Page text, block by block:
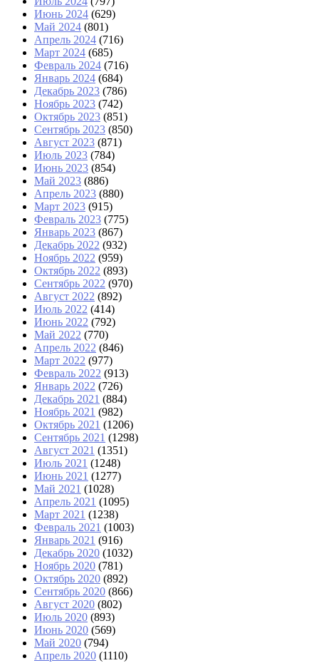
Июнь 2024 (629)
Май 2024 (801)
Апрель 2024 (716)
Март 2024 (685)
Февраль 2024 (716)
Январь 2024 (684)
Декабрь 2023 (786)
Ноябрь 2023 (742)
Октябрь 2023 (851)
Сентябрь 2023 (850)
Август 2023 (871)
Июль 2023 (784)
Июнь 2023 (854)
Май 2023 (886)
Апрель 2023 (880)
Март 2023 (915)
Февраль 2023 (775)
Январь 2023 (867)
Декабрь 2022 (932)
Ноябрь 2022 (959)
Октябрь 2022 (893)
Сентябрь 2022 (970)
Август 2022 (892)
Июль 2022 (414)
Июнь 2022 (792)
Май 2022 (770)
Апрель 2022 (846)
Март 2022 (977)
Февраль 2022 (913)
Январь 2022 (726)
Декабрь 2021 (884)
Ноябрь 2021 (982)
Октябрь 2021 (1206)
Сентябрь 2021 (1298)
Август 2021 (1351)
Июль 2021 (1248)
Июнь 2021 (1277)
Май 2021 (1028)
Апрель 2021 (1095)
Март 2021 (1238)
Февраль 2021 (1003)
Январь 2021 (916)
Декабрь 2020 (1032)
Ноябрь 2020 (781)
Октябрь 2020 (892)
Сентябрь 2020 (866)
Август 2020 (802)
Июль 2020 (893)
Июнь 2020 (569)
Май 2020 (794)
Апрель 2020 (1110)